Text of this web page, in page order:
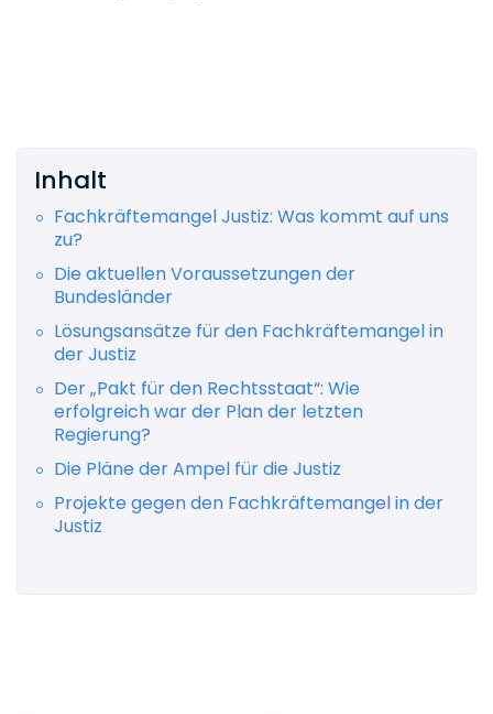
Inhalt
Fachkräftemangel Justiz: Was kommt auf uns
zu?
Die aktuellen Voraussetzungen der
Bundesländer
Lösungsansätze für den Fachkräftemangel in
der Justiz
Der „Pakt für den Rechtsstaat“: Wie
erfolgreich war der Plan der letzten
Regierung?
Die Pläne der Ampel für die Justiz
Projekte gegen den Fachkräftemangel in der
Justiz